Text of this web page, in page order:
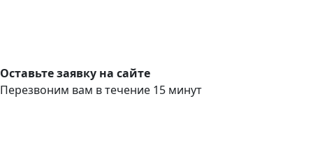
Оставьте заявку на сайте
Перезвоним вам в течение 15 минут